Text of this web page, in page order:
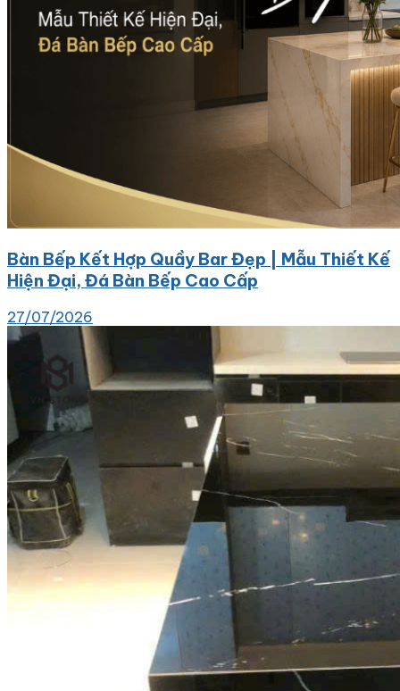
Bàn Bếp Kết Hợp Quầy Bar Đẹp | Mẫu Thiết Kế
Hiện Đại, Đá Bàn Bếp Cao Cấp
27/07/2026